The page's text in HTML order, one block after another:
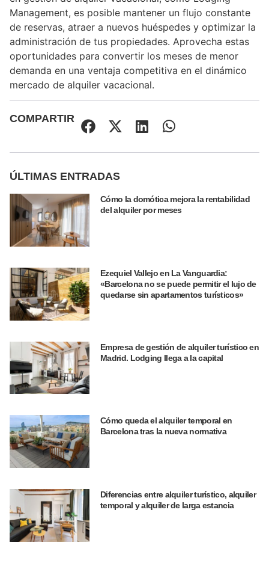
Management, es posible mantener un flujo constante
de reservas, atraer a nuevos huéspedes y optimizar la
administración de tus propiedades. Aprovecha estas
oportunidades para convertir los meses de menor
demanda en una ventaja competitiva en el dinámico
mercado de alquiler vacacional.
COMPARTIR
ÚLTIMAS ENTRADAS
Cómo la domótica mejora la rentabilidad
del alquiler por meses
Ezequiel Vallejo en La Vanguardia:
«Barcelona no se puede permitir el lujo de
quedarse sin apartamentos turísticos»
Empresa de gestión de alquiler turístico en
Madrid. Lodging llega a la capital
Cómo queda el alquiler temporal en
Barcelona tras la nueva normativa
Diferencias entre alquiler turístico, alquiler
temporal y alquiler de larga estancia